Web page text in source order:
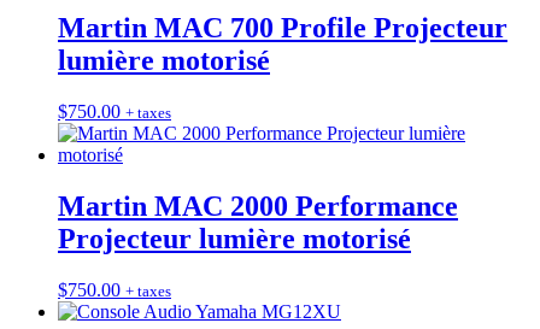
Martin MAC 700 Profile Projecteur
lumière motorisé
$750.00 + taxes
Martin MAC 2000 Performance
Projecteur lumière motorisé
$750.00 + taxes